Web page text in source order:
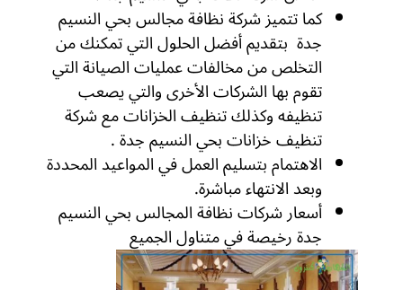
كما تتميز شركة نظافة مجالس بحي النسيم
جدة بتقديم أفضل الحلول التي تمكنك من
التخلص من مخالفات عمليات الصيانة التي
تقوم بها الشركات الأخرى والتي يصعب
تنظيفه وكذلك تنظيف الخزانات مع شركة
تنظيف خزانات بحي النسيم جدة .
الاهتمام بتسليم العمل في المواعيد المحددة
وبعد الانتهاء مباشرة.
أسعار شركات نظافة المجالس بحي النسيم
جدة رخيصة في متناول الجميع